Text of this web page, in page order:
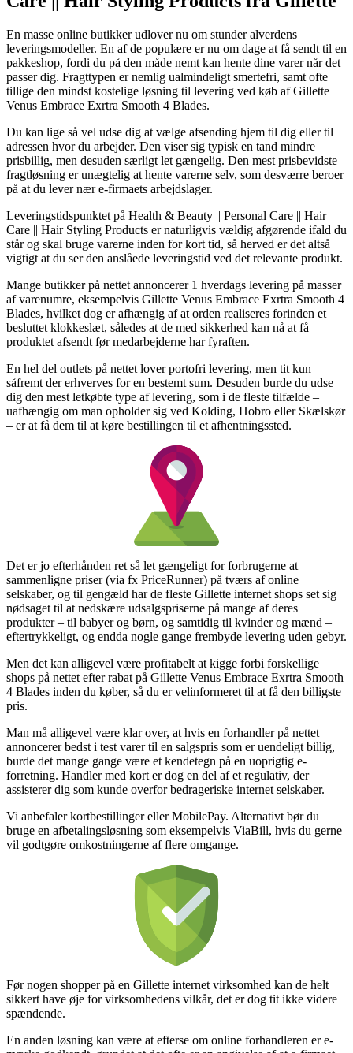
En masse online butikker udlover nu om stunder alverdens
leveringsmodeller. En af de populære er nu om dage at få sendt til en
pakkeshop, fordi du på den måde nemt kan hente dine varer når det
passer dig. Fragttypen er nemlig ualmindeligt smertefri, samt ofte
tillige den mindst kostelige løsning til levering ved køb af Gillette
Venus Embrace Exrtra Smooth 4 Blades.
Du kan lige så vel udse dig at vælge afsending hjem til dig eller til
adressen hvor du arbejder. Den viser sig typisk en tand mindre
prisbillig, men desuden særligt let gængelig. Den mest prisbevidste
fragtløsning er unægtelig at hente varerne selv, som desværre beroer
på at du lever nær e-firmaets arbejdslager.
Leveringstidspunktet på Health & Beauty || Personal Care || Hair
Care || Hair Styling Products er naturligvis vældig afgørende ifald du
står og skal bruge varerne inden for kort tid, så herved er det altså
vigtigt at du ser den anslåede leveringstid ved det relevante produkt.
Mange butikker på nettet annoncerer 1 hverdags levering på masser
af varenumre, eksempelvis Gillette Venus Embrace Exrtra Smooth 4
Blades, hvilket dog er afhængig af at orden realiseres forinden et
besluttet klokkeslæt, således at de med sikkerhed kan nå at få
produktet afsendt før medarbejderne har fyraften.
En hel del outlets på nettet lover portofri levering, men tit kun
såfremt der erhverves for en bestemt sum. Desuden burde du udse
dig den mest letkøbte type af levering, som i de fleste tilfælde –
uafhængig om man opholder sig ved Kolding, Hobro eller Skælskør
– er at få dem til at køre bestillingen til et afhentningssted.
Det er jo efterhånden ret så let gængeligt for forbrugerne at
sammenligne priser (via fx PriceRunner) på tværs af online
selskaber, og til gengæld har de fleste Gillette internet shops set sig
nødsaget til at nedskære udsalgspriserne på mange af deres
produkter – til babyer og børn, og samtidig til kvinder og mænd –
eftertrykkeligt, og endda nogle gange frembyde levering uden gebyr.
Men det kan alligevel være profitabelt at kigge forbi forskellige
shops på nettet efter rabat på Gillette Venus Embrace Exrtra Smooth
4 Blades inden du køber, så du er velinformeret til at få den billigste
pris.
Man må alligevel være klar over, at hvis en forhandler på nettet
annoncerer bedst i test varer til en salgspris som er uendeligt billig,
burde det mange gange være et kendetegn på en uoprigtig e-
forretning. Handler med kort er dog en del af et regulativ, der
assisterer dig som kunde overfor bedrageriske internet selskaber.
Vi anbefaler kortbestillinger eller MobilePay. Alternativt bør du
bruge en afbetalingsløsning som eksempelvis ViaBill, hvis du gerne
vil godtgøre omkostningerne af flere omgange.
Før nogen shopper på en Gillette internet virksomhed kan de helt
sikkert have øje for virksomhedens vilkår, det er dog tit ikke videre
spændende.
En anden løsning kan være at efterse om online forhandleren er e-